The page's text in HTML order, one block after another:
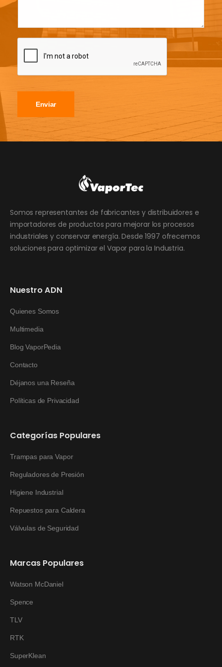
Enviar
Somos representantes de fabricantes y distribuidores e
importadores de productos para mejorar los procesos
industriales y conservar energía. Desde 1997 ofrecemos
soluciones para optimizar el Vapor para la Industria.
Nuestro ADN
Quienes Somos
Multimedia
Blog VaporPedia
Contacto
Déjanos una Reseña
Políticas de Privacidad
Categorías Populares
Trampas para Vapor
Reguladores de Presión
Higiene Industrial
Repuestos para Caldera
Válvulas de Seguridad
Marcas Populares
Watson McDaniel
Spence
TLV
RTK
SuperKlean